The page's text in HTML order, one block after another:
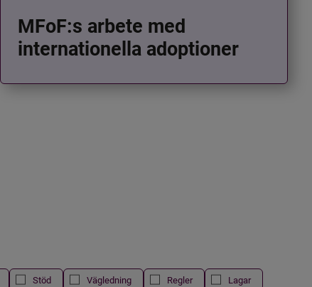
MFoF:s arbete med
internationella adoptioner
Stöd Vägledning Regler
Lagar